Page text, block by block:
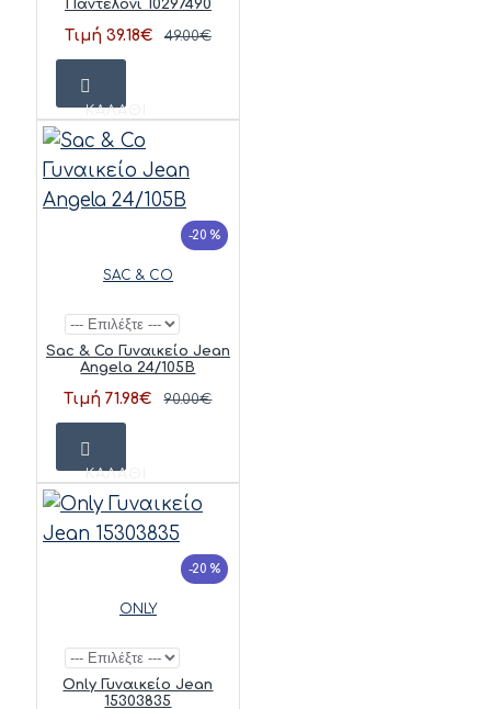
Παντελόνι 10297490
Τιμή 39.18€ 49.00€
ΚΑΛΆΘΙ
-20 %
SAC & CO
Sac & Co Γυναικείο Jean
Angela 24/105B
Τιμή 71.98€ 90.00€
ΚΑΛΆΘΙ
-20 %
ONLY
Only Γυναικείο Jean
15303835